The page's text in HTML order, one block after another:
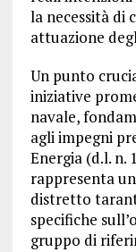
la necessità di
attuazione
Un punto
iniziative
navale,
agli impegni
Energia (d.l. n.
rappresenta
distretto
specifiche
gruppo di